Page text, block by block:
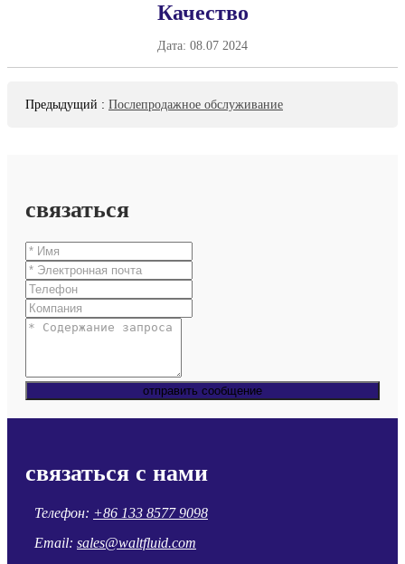
Качество
Дата: 08.07 2024
Предыдущий : Послепродажное обслуживание
связаться
отправить сообщение
связаться с нами
Телефон: +86 133 8577 9098
Email: sales@waltfluid.com